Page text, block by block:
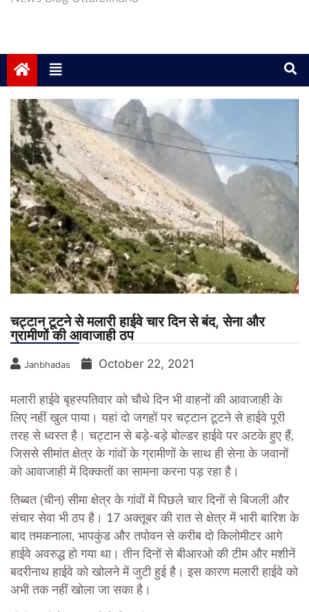
चट्टान टूटने से मलारी हाईवे चार दिन से बंद, सेना और
ग्रामीणों की आवाजाही ठप
Janbhadas October 22, 2021
मलारी हाईवे बृहस्पतिवार को चौथे दिन भी वाहनों की आवाजाही के
लिए नहीं खुल पाया। यहां दो जगहों पर चट्टान टूटने से हाईवे पूरी
तरह से ध्वस्त है। चट्टान से बड़े-बड़े बोल्डर हाईवे पर अटके हुए हैं,
जिससे सीमांत क्षेत्र के गांवों के ग्रामीणों के साथ ही सेना के जवानों
को आवाजाही में दिक्कतों का सामना करना पड़ रहा है।
तिब्बत (चीन) सीमा क्षेत्र के गांवों में पिछले चार दिनों से बिजली और
संचार सेवा भी ठप है। 17 अक्तूबर की रात से क्षेत्र में भारी बारिश के
बाद तमकनाला, भापकुंड और तपोवन से करीब दो किलोमीटर आगे
हाईवे अवरुद्ध हो गया था। तीन दिनों से बीआरओ की टीम और मशीनें
बदरीनाथ हाईवे को खोलने में जुटी हुई है। इस कारण मलारी हाईवे को
अभी तक नहीं खोला जा सका है।